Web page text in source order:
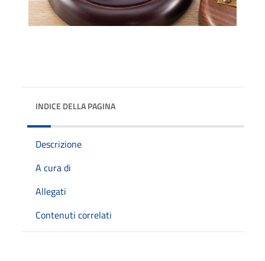
INDICE DELLA PAGINA
Descrizione
A cura di
Allegati
Contenuti correlati